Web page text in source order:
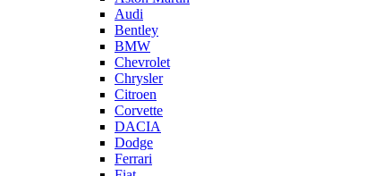
Audi
Bentley
BMW
Chevrolet
Chrysler
Citroen
Corvette
DACIA
Dodge
Ferrari